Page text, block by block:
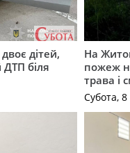
дітей,
ДТП біля
На
пожеж
трава і
Субота,